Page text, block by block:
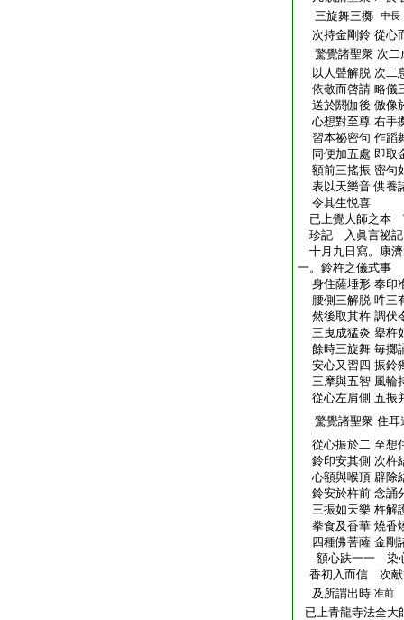
三旋舞三擲
中長
次持金剛鈴 從心
驚覺諸聖衆 次二
以人聲解脱 次二
依敬而啓請 略儀
送於閼伽後 倣像
心想對至尊 右手
習本祕密句 作蹈
同便加五處 即取
額前三搖振 密句
表以天樂音 供養
令其生悦喜
已上覺大師之本
珍記 入眞言祕
十月九日寫。康
一。鈴杵之儀式事
身住薩埵形 奉印
腰側三解脱 吽三
然後取其杵 調伏
三曳成猛炎 擧杵
餘時三旋舞 毎擲
安心又習四 振鈴
三摩與五智 風輪
從心左肩側 五振
驚覺諸聖衆 住耳
從心振於二 至想
鈴印安其側 次杵
心額與喉頂 辟除
鈴安於杵前 念誦
三振如天樂 杵解
拳食及香華 燒香
四種佛菩薩 金剛
額心趺一一 染
香初入而信 次献
及所謂出時 准前
已上青龍寺法全大